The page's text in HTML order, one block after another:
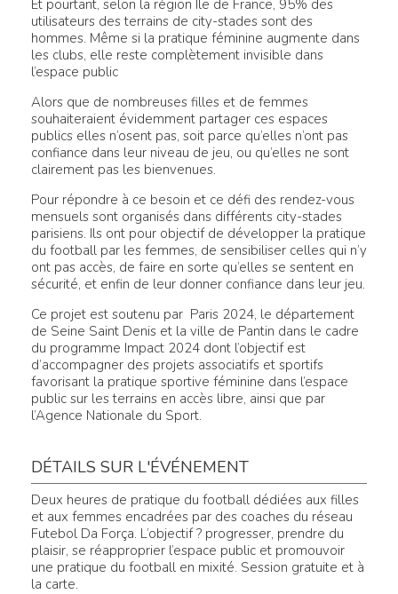
Et pourtant, selon la région Île de France, 95% des
utilisateurs des terrains de city-stades sont des
hommes. Même si la pratique féminine augmente dans
les clubs, elle reste complètement invisible dans
l’espace public
Alors que de nombreuses filles et de femmes
souhaiteraient évidemment partager ces espaces
publics elles n’osent pas, soit parce qu’elles n’ont pas
confiance dans leur niveau de jeu, ou qu’elles ne sont
clairement pas les bienvenues.
Pour répondre à ce besoin et ce défi des rendez-vous
mensuels sont organisés dans différents city-stades
parisiens. Ils ont pour objectif de développer la pratique
du football par les femmes, de sensibiliser celles qui n’y
ont pas accès, de faire en sorte qu’elles se sentent en
sécurité, et enfin de leur donner confiance dans leur jeu.
Ce projet est soutenu par Paris 2024, le département
de Seine Saint Denis et la ville de Pantin dans le cadre
du programme Impact 2024 dont l’objectif est
d’accompagner des projets associatifs et sportifs
favorisant la pratique sportive féminine dans l’espace
public sur les terrains en accès libre, ainsi que par
l’Agence Nationale du Sport.
DÉTAILS SUR L'ÉVÉNEMENT
Deux heures de pratique du football dédiées aux filles
et aux femmes encadrées par des coaches du réseau
Futebol Da Força. L’objectif ? progresser, prendre du
plaisir, se réapproprier l’espace public et promouvoir
une pratique du football en mixité. Session gratuite et à
la carte.